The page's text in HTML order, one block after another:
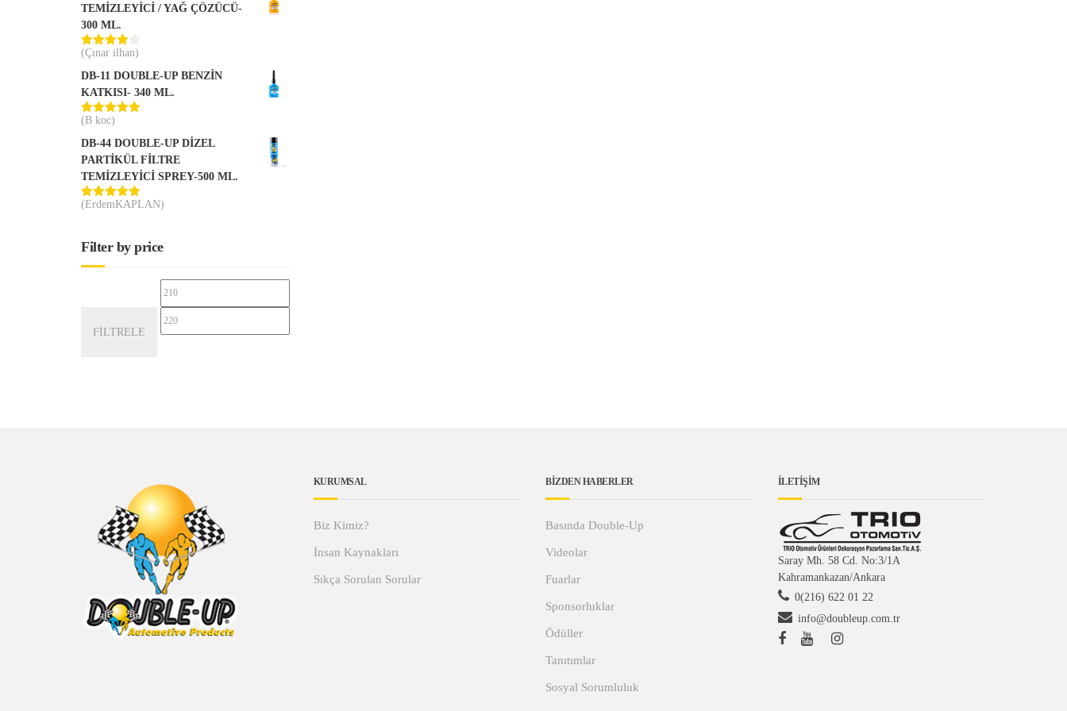
TEMİZLEYİCİ / YAĞ ÇÖZÜCÜ-
300 ML.
5
4oy aldı
(Çınar ilhan)
DB-11 DOUBLE-UP BENZİN
KATKISI- 340 ML.
5 üzerinden
(B koc)
DB-44 DOUBLE-UP DİZEL
PARTİKÜL FİLTRE
TEMİZLEYİCİ SPREY-500 ML.
5 üzerinden
(ErdemKAPLAN)
Filter by price
En
fiyat fiyat
FILTRELE
KURUMSAL
Biz Kimiz?
İnsan Kaynakları
Sıkça Sorulan Sorular
BİZDEN HABERLER
Basında Double-Up
Videolar
Fuarlar
Sponsorluklar
Ödüller
Tanıtımlar
Sosyal Sorumluluk
İLETİŞİM
Saray Mh. 58 Cd. No:3/1A
Kahramankazan/Ankara
0(216) 622 01 22
info@doubleup.com.tr